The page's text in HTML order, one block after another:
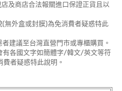
及商店合法報關進口保證正貨且以
無外盒或封膜)為免消費者疑惑特此
建議至台灣直營門市或專櫃購買。
有各國文字如簡體字/韓文/英文等符
者疑惑特此說明。